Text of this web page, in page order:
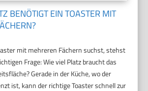
BENÖTIGT EIN TOASTER MIT
mit mehreren Fächern suchst, stehst
Frage: Wie viel Platz braucht das
Gerade in der Küche, wo der
ist, kann der richtige Toaster schnell zur